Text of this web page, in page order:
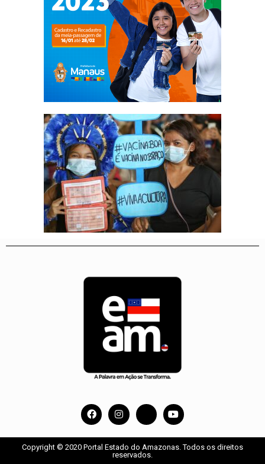
Copyright © 2020 Portal Estado do Amazonas. Todos os direitos
reservados.